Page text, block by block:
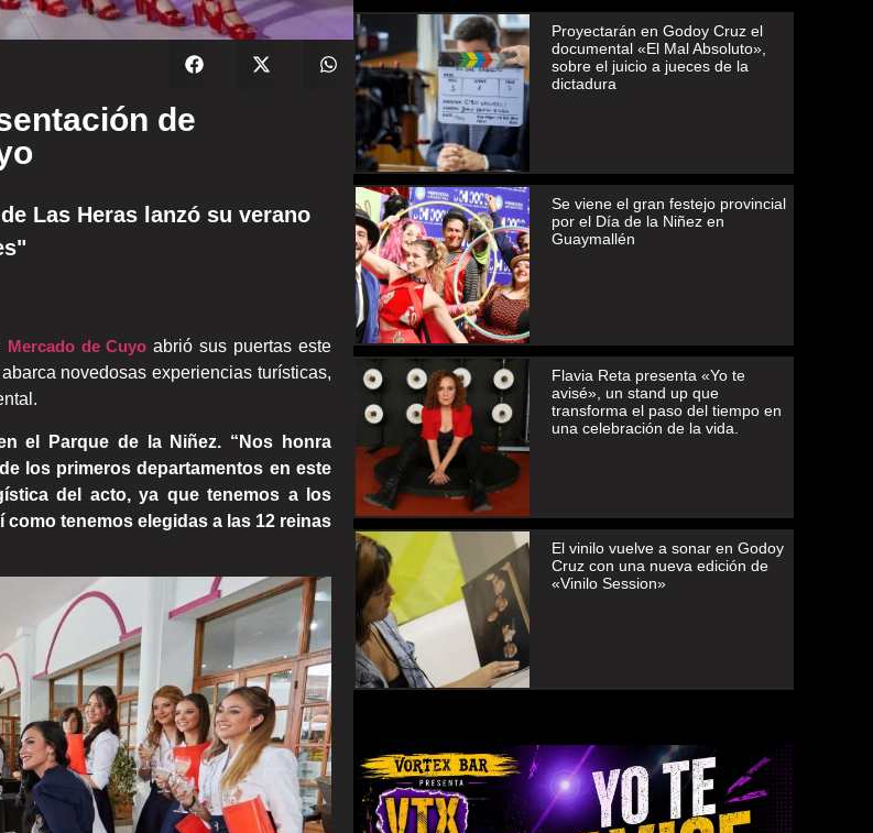
de
Las Heras lanzó su verano
Mercado de Cuyo abrió sus puertas este
novedosas experiencias turísticas,
el Parque de la Niñez. “Nos honra
los primeros departamentos en este
del acto, ya que tenemos a los
tenemos elegidas a las 12 reinas
Proyectarán en Godoy Cruz el
documental «El Mal Absoluto»,
sobre el juicio a jueces de la
dictadura
Se viene el gran festejo provincial
por el Día de la Niñez en
Guaymallén
Flavia Reta presenta «Yo te
avisé», un stand up que
transforma el paso del tiempo en
una celebración de la vida.
El vinilo vuelve a sonar en Godoy
Cruz con una nueva edición de
«Vinilo Session»